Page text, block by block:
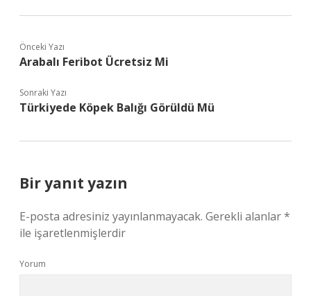
Önceki Yazı
Arabalı Feribot Ücretsiz Mi
Sonraki Yazı
Türkiyede Köpek Balığı Görüldü Mü
Bir yanıt yazın
E-posta adresiniz yayınlanmayacak. Gerekli alanlar*
ile işaretlenmişlerdir
Yorum